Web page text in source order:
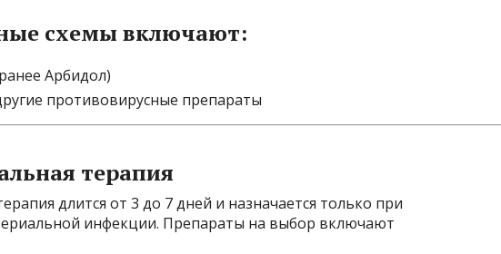
схемы включают:
Арбидол)
противовирусные препараты
терапия
длится от 3 до 7 дней и назначается только при
инфекции. Препараты на выбор включают